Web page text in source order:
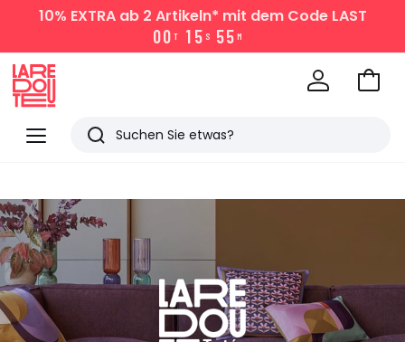
10% EXTRAab 2 Artikeln* mit dem Code LAST
00 T 1 5 S 55 M
Menü
Redoute
Suchen
angesehen
Artikel
Zum